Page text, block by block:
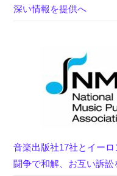
深い情報を提供へ
音楽出版社17社とイー
闘争で和解、お互い訴